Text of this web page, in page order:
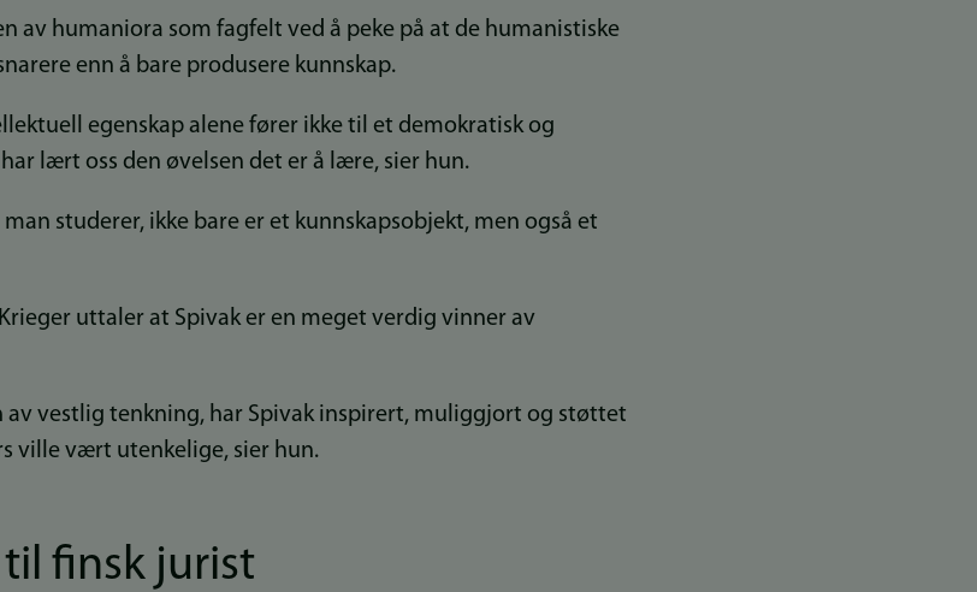
av humaniora som fagfelt ved å peke på at de humanistiske
enn å bare produsere kunnskap.
egenskap alene fører ikke til et demokratisk og
lært oss den øvelsen det er å lære, sier hun.
studerer, ikke bare er et kunnskapsobjekt, men også et
uttaler at Spivak er en meget verdig vinner av
av vestlig tenkning, har Spivak inspirert, muliggjort og støttet
ville vært utenkelige, sier hun.
finsk jurist